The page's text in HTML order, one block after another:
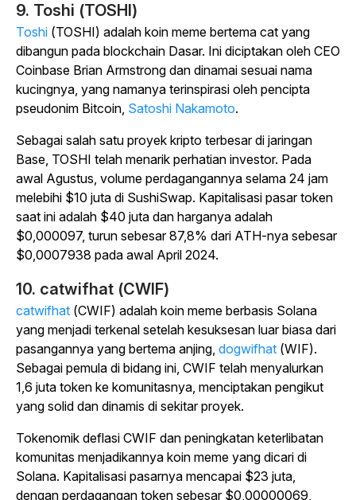
9. Toshi (TOSHI)
Toshi (TOSHI) adalah koin meme bertema cat yang
dibangun pada blockchain Dasar. Ini diciptakan oleh CEO
Coinbase Brian Armstrong dan dinamai sesuai nama
kucingnya, yang namanya terinspirasi oleh pencipta
pseudonim Bitcoin, Satoshi Nakamoto.
Sebagai salah satu proyek kripto terbesar di jaringan
Base, TOSHI telah menarik perhatian investor. Pada
awal Agustus, volume perdagangannya selama 24 jam
melebihi $10 juta di SushiSwap. Kapitalisasi pasar token
saat ini adalah $40 juta dan harganya adalah
$0,000097, turun sebesar 87,8% dari ATH-nya sebesar
$0,0007938 pada awal April 2024.
10. catwifhat (CWIF)
catwifhat (CWIF) adalah koin meme berbasis Solana
yang menjadi terkenal setelah kesuksesan luar biasa dari
pasangannya yang bertema anjing, dogwifhat (WIF).
Sebagai pemula di bidang ini, CWIF telah menyalurkan
1,6 juta token ke komunitasnya, menciptakan pengikut
yang solid dan dinamis di sekitar proyek.
Tokenomik deflasi CWIF dan peningkatan keterlibatan
komunitas menjadikannya koin meme yang dicari di
Solana. Kapitalisasi pasarnya mencapai $23 juta,
dengan perdagangan token sebesar $0,00000069,